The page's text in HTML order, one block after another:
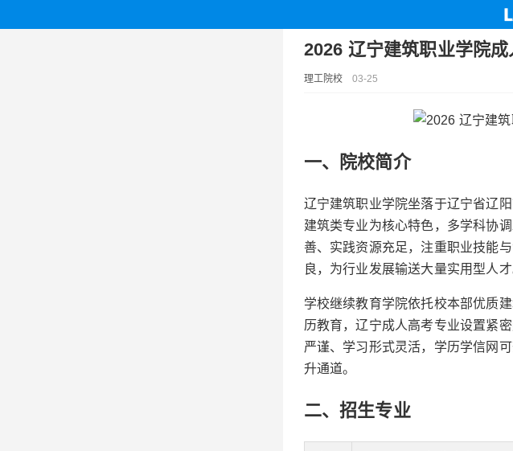
2026 辽宁建筑职业学院
理工院校03-25
一、院校简介
辽宁建筑职业学院坐落于辽宁省辽
建筑类专业为核心特色，多学科协
善、实践资源充足，注重职业技能
良，为行业发展输送大量实用型人才
学校继续教育学院依托校本部优质
历教育，辽宁成人高考专业设置紧
严谨、学习形式灵活，学历学信网
升通道。
二、招生专业